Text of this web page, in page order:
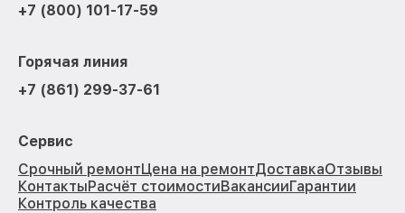
+7 (800) 101-17-59
Горячая линия
+7 (861) 299-37-61
Сервис
Срочный ремонтЦена на ремонтДоставкаОтзывы
КонтактыРасчёт стоимостиВакансииГарантии
Контроль качества